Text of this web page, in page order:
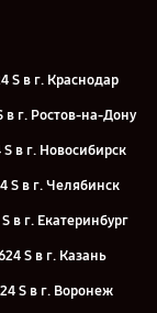
S в г. Краснодар
г. Ростов-на-Дону
в г. Новосибирск
S в г. Челябинск
в г. Екатеринбург
S в г. Казань
S в г. Воронеж